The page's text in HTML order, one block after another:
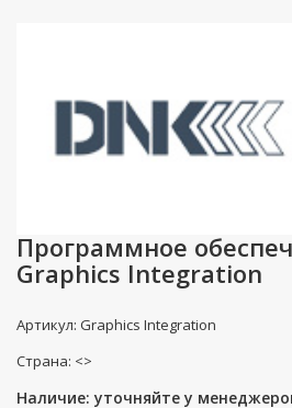
Программное
Graphics Integration
Артикул: Graphics Integration
Страна: <>
Наличие: уточняйте у